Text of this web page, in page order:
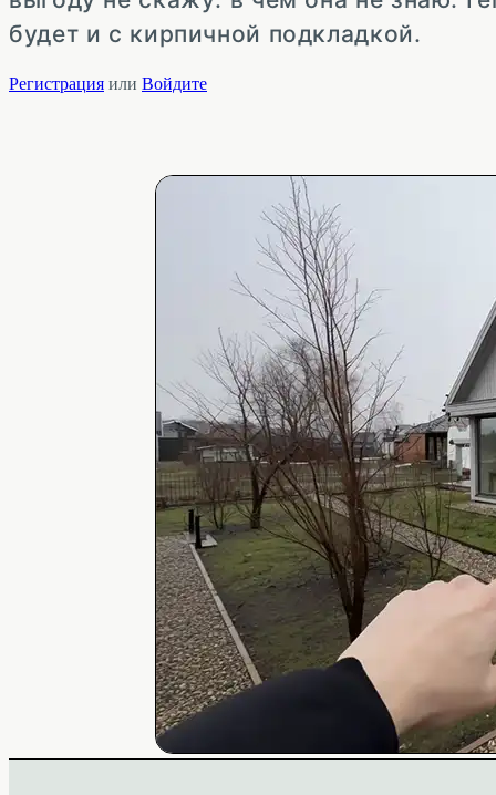
будет и с кирпичной подкладкой.
Регистрация или Войдите